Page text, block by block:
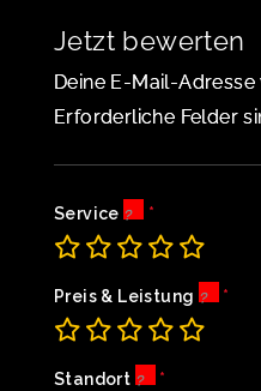
Jetzt bewerten
Deine E-Mail-
Erforderliche Felder
Service
Preis & Leistung
Standort